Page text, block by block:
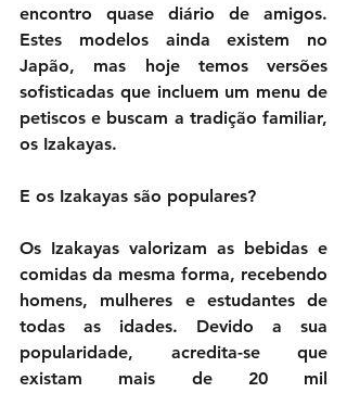
encontro quase diário de amigos.
Estes modelos ainda existem no
Japão, mas hoje temos versões
sofisticadas que incluem um menu de
petiscos e buscam a tradição familiar,
os Izakayas.
E os Izakayas são populares?
Os Izakayas valorizam as bebidas e
comidas da mesma forma, recebendo
homens, mulheres e estudantes de
todas as idades. Devido a sua
popularidade, acredita-se que
existam mais de 20 mil